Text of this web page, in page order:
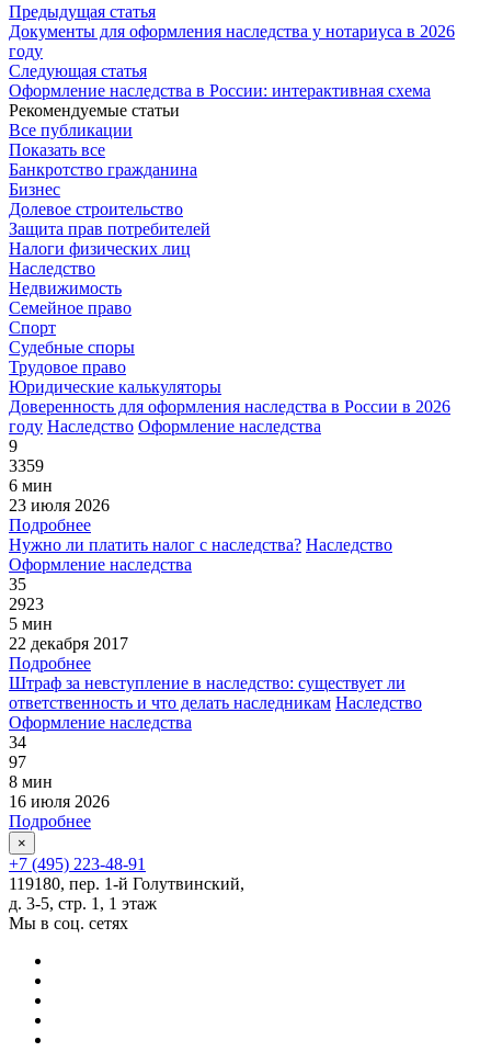
Предыдущая статья
Документы для оформления наследства у нотариуса в 2026
году
Следующая статья
Оформление наследства в России: интерактивная схема
Рекомендуемые статьи
Все публикации
Показать все
Банкротство гражданина
Бизнес
Долевое строительство
Защита прав потребителей
Налоги физических лиц
Наследство
Недвижимость
Семейное право
Спорт
Судебные споры
Трудовое право
Юридические калькуляторы
Доверенность для оформления наследства в России в 2026
году Наследство Оформление наследства
9
3359
6 мин
23 июля 2026
Подробнее
Нужно ли платить налог с наследства? Наследство
Оформление наследства
35
2923
5 мин
22 декабря 2017
Подробнее
Штраф за невступление в наследство: существует ли
ответственность и что делать наследникам Наследство
Оформление наследства
34
97
8 мин
16 июля 2026
Подробнее
×
+7 (495) 223-48-91
119180, пер. 1-й Голутвинский,
д. 3-5, стр. 1, 1 этаж
Мы в соц. сетях